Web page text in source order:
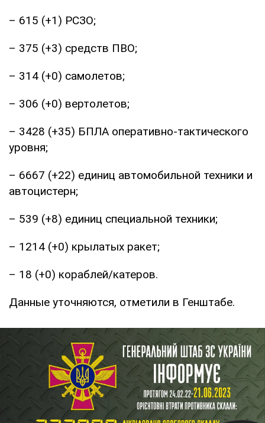
– 615 (+1) РСЗО;
– 375 (+3) средств ПВО;
– 314 (+0) самолетов;
– 306 (+0) вертолетов;
– 3428 (+35) БПЛА оперативно-тактического
уровня;
– 6667 (+22) единиц автомобильной техники и
автоцистерн;
– 539 (+8) единиц специальной техники;
– 1214 (+0) крылатых ракет;
– 18 (+0) кораблей/катеров.
Данные уточняются, отметили в Генштабе.